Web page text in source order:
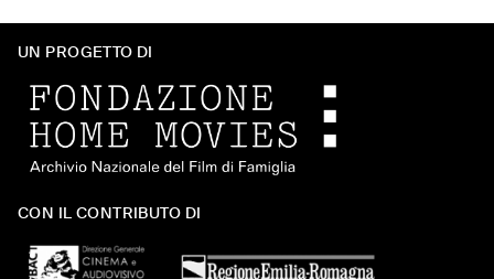
UN PROGETTO DI
CON IL CONTRIBUTO DI